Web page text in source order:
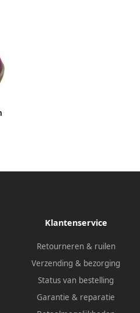
Klantenservice
Retourneren & ruilen
Verzending & bezorging
Status van bestelling
Garantie & reparatie